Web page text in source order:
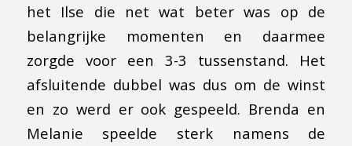
het Ilse die net wat beter was op de
belangrijke momenten en daarmee
zorgde voor een 3-3 tussenstand. Het
afsluitende dubbel was dus om de winst
en zo werd er ook gespeeld. Brenda en
Melanie speelde sterk namens de